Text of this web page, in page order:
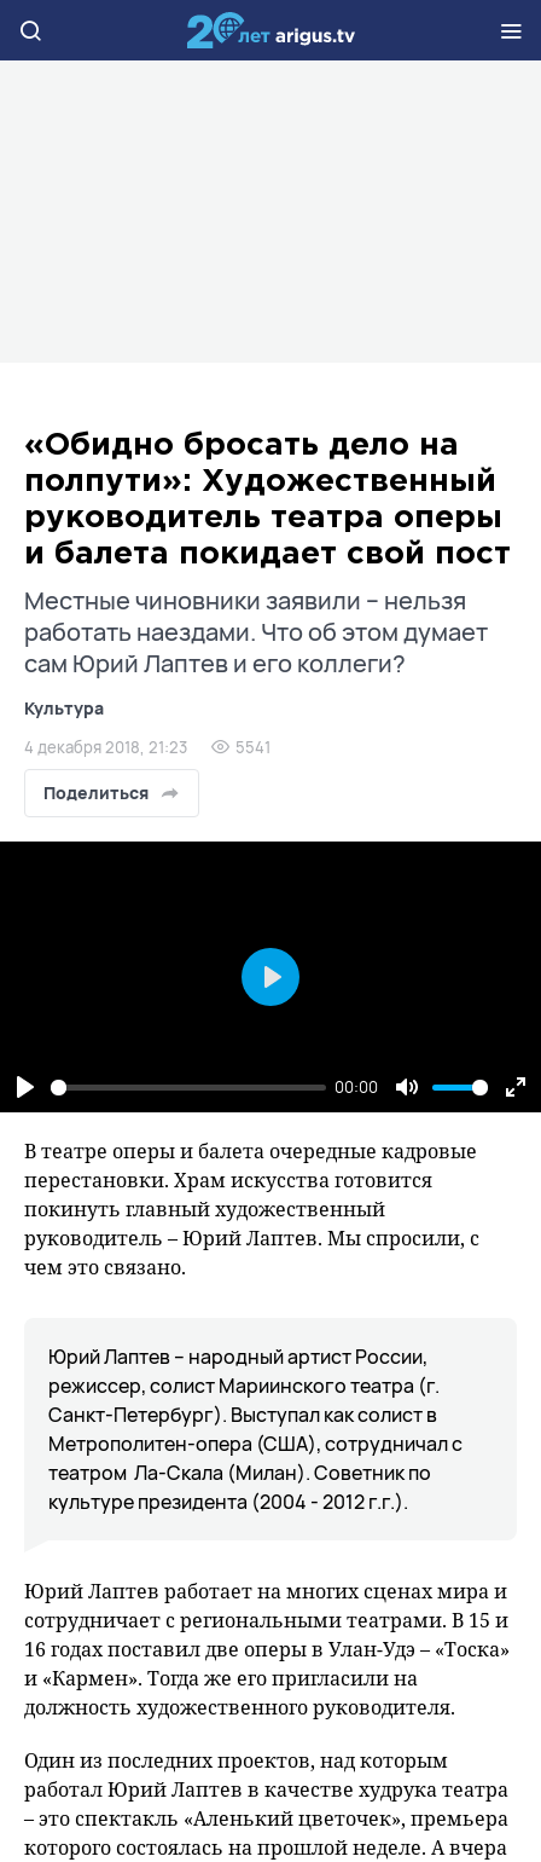
«Обидно бросать дело на
полпути»: Художественный
руководитель театра оперы
и балета покидает свой пост
Местные чиновники заявили – нельзя
работать наездами. Что об этом думает
сам Юрий Лаптев и его коллеги?
Культура
4 декабря 2018, 21:23 5541
Поделиться
Play
00:00
Mute
Play
В театре оперы и балета очередные кадровые
перестановки. Храм искусства готовится
покинуть главный художественный
руководитель – Юрий Лаптев. Мы спросили, с
чем это связано.
Юрий Лаптев – народный артист России,
режиссер, солист Мариинского театра (г.
Санкт-Петербург). Выступал как солист в
Метрополитен-опера (США), сотрудничал с
театром Ла-Скала (Милан). Советник по
культуре президента (2004 - 2012 г.г.).
Юрий Лаптев работает на многих сценах мира и
сотрудничает с региональными театрами. В 15 и
16 годах поставил две оперы в Улан-Удэ – «Тоска»
и «Кармен». Тогда же его пригласили на
должность художественного руководителя.
Один из последних проектов, над которым
работал Юрий Лаптев в качестве худрука театра
– это спектакль «Аленький цветочек», премьера
которого состоялась на прошлой неделе. А вчера